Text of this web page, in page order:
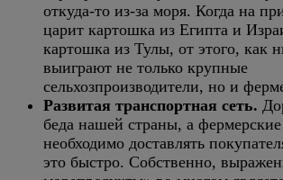
откуда-то из-за моря. Когда на
царит картошка из Египта и
картошка из Тулы, от этого, как
выиграют не только крупные
сельхозпроизводители, но и
Развитая транспортная сеть.
беда нашей страны, а
необходимо доставлять
это быстро. Собственно,